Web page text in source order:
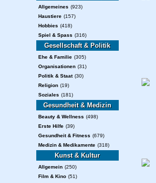
Allgemeines (923)
Haustiere (157)
Hobbies (418)
Spiel & Spass (316)
Gesellschaft & Politik
Ehe & Familie (305)
Organisationen (31)
Politik & Staat (30)
Religion (19)
Soziales (181)
Gesundheit & Medizin
Beauty & Wellness (498)
Erste Hilfe (39)
Gesundheit & Fitness (679)
Medizin & Medikamente (318)
Kunst & Kultur
Allgemein (250)
Film & Kino (51)